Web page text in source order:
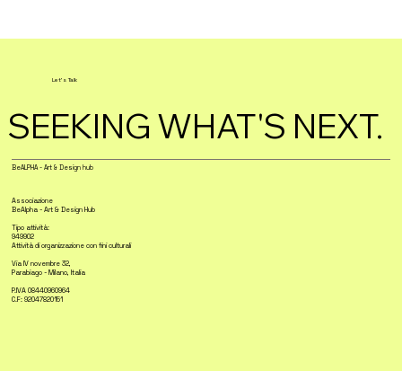
SEEKING WHAT'S NEXT.
Let's Talk
BeALPHA - Art & Design hub
Associazione
BeAlpha - Art & Design Hub
Tipo attività:
949902
Attività di organizzazione con fini culturali
Via IV novembre 32,
Parabiago - Milano, Italia
P.IVA 08440960964
C.F: 92047820151